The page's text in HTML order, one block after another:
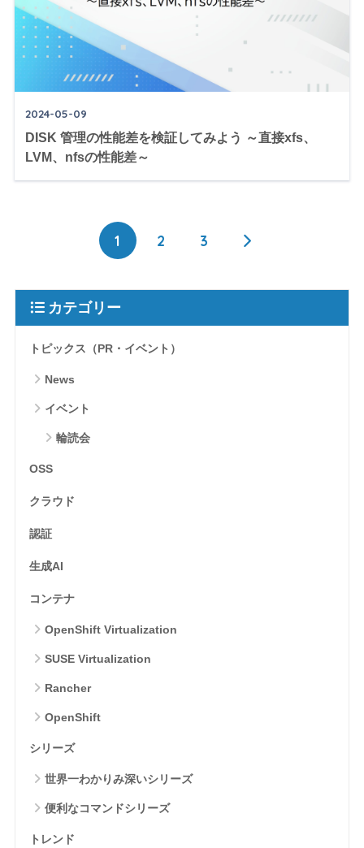
2024-05-09
DISK 管理の性能差を検証してみよう ～直接xfs、
LVM、nfsの性能差～
1 2 3
カテゴリー
トピックス（PR・イベント）
News
イベント
輪読会
OSS
クラウド
認証
生成AI
コンテナ
OpenShift Virtualization
SUSE Virtualization
Rancher
OpenShift
シリーズ
世界一わかりみ深いシリーズ
便利なコマンドシリーズ
トレンド